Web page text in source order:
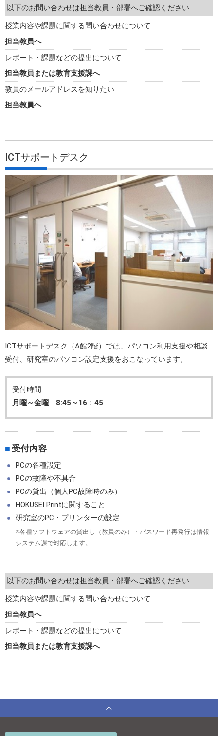
以下のお問い合わせは担当教員・部署へご確認ください
授業内容や課題に関する問い合わせについて
担当教員へ
レポート・課題などの提出について
担当教員または教育支援課へ
教員のメールアドレスを知りたい
担当教員へ
ICTサポートデスク
ICTサポートデスク（A館2階）では、パソコン利用支援や相談
受付、研究室のパソコン設定支援をおこなっています。
受付時間
月曜～金曜 8:45～16：45
受付内容
PCの各種設定
PCの故障や不具合
PCの貸出（個人PC故障時のみ）
HOKUSEI Printに関すること
研究室のPC・プリンターの設定
※各種ソフトウェアの貸出し（教員のみ）・パスワード再発行は情報
システム課で対応します。
以下のお問い合わせは担当教員・部署へご確認ください
授業内容や課題に関する問い合わせについて
担当教員へ
レポート・課題などの提出について
担当教員または教育支援課へ